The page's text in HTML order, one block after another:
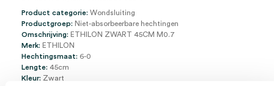
Product categorie: Wondsluiting
Productgroep: Niet-absorbeerbare hechtingen
Omschrijving: ETHILON ZWART 45CM M0.7
Merk: ETHILON
Hechtingsmaat: 6-0
Lengte: 45cm
Kleur: Zwart